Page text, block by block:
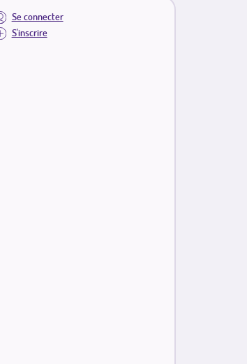
Se connecter
S'inscrire